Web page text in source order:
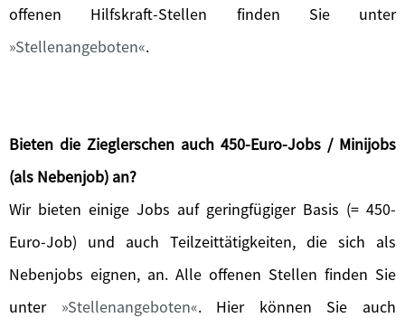
offenen Hilfskraft-Stellen finden Sie unter
Stellenangeboten .
Bieten die Zieglerschen auch 450-Euro-Jobs / Minijobs
(als Nebenjob) an?
Wir bieten einige Jobs auf geringfügiger Basis (= 450-
Euro-Job) und auch Teilzeittätigkeiten, die sich als
Nebenjobs eignen, an. Alle offenen Stellen finden Sie
unter
Stellenangeboten . Hier können Sie auch